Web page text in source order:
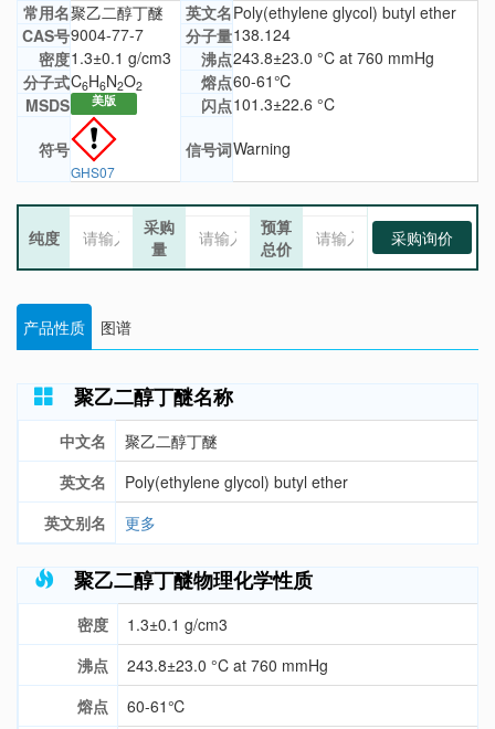
常用名聚乙二醇丁醚 英文名Poly(ethylene glycol) butyl ether
CAS号9004-77-7 分子量138.124
密度1.3±0.1 g/cm3 沸点243.8±23.0 °C at 760 mmHg
分子式C6H6N2O2 熔点60-61℃
MSDS
美版 闪点101.3±22.6 °C
符号
GHS07
信号词Warning
纯度
采购
量
预算
总价
采购询价
产品性质 图谱
聚乙二醇丁醚名称
中文名
聚乙二醇丁醚
英文名
Poly(ethylene glycol) butyl ether
英文别名
更多
聚乙二醇丁醚物理化学性质
密度
1.3±0.1 g/cm3
沸点
243.8±23.0 °C at 760 mmHg
熔点
60-61℃